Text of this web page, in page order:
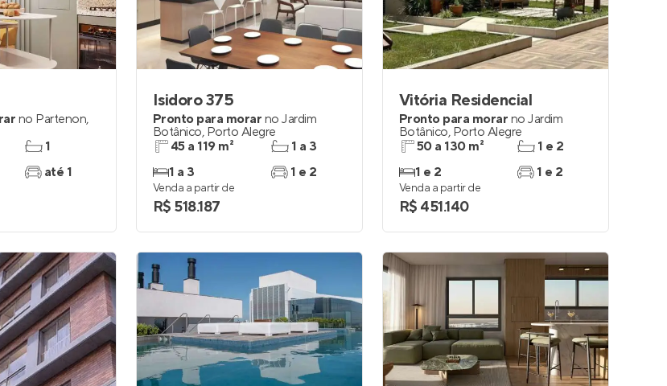
no Partenon,
1
até 1
Isidoro 375
Pronto para morar no Jardim
Botânico, Porto Alegre
45 a 119 m²
1 a 3
1 a 3
1 e 2
Venda a partir de
R$ 518.187
Vitória Residencial
Pronto para morar no Jardim
Botânico, Porto Alegre
50 a 130 m²
1 e 2
1 e 2
1 e 2
Venda a partir de
R$ 451.140